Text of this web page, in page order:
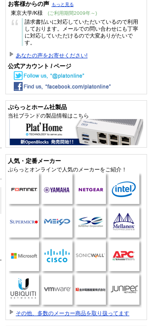
お客様からの声 もっと見る
東京大学/K様 (ご利用期間2009年～)
“
請求書払いに対応していただいているので利用
しております。メールでの問い合わせにも丁寧
に対応していただけるので大変ありがたいで
す。
あなたの声をお寄せください!
公式アカウント / ページ
ぷらっとホーム社製品
当社ブランドの製品情報はこちら
人気・定番メーカー
ぷらっとオンラインで人気のメーカーをご紹介！
その他、多数のメーカー商品を取り扱ってます